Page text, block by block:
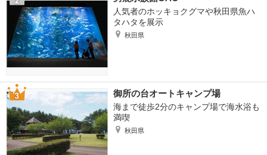
人気者のホッキョクグマや秋田県魚ハ
タハタを展示
秋田県
御所の台オートキャンプ場
海まで徒歩2分のキャンプ場で海水浴も
満喫
秋田県